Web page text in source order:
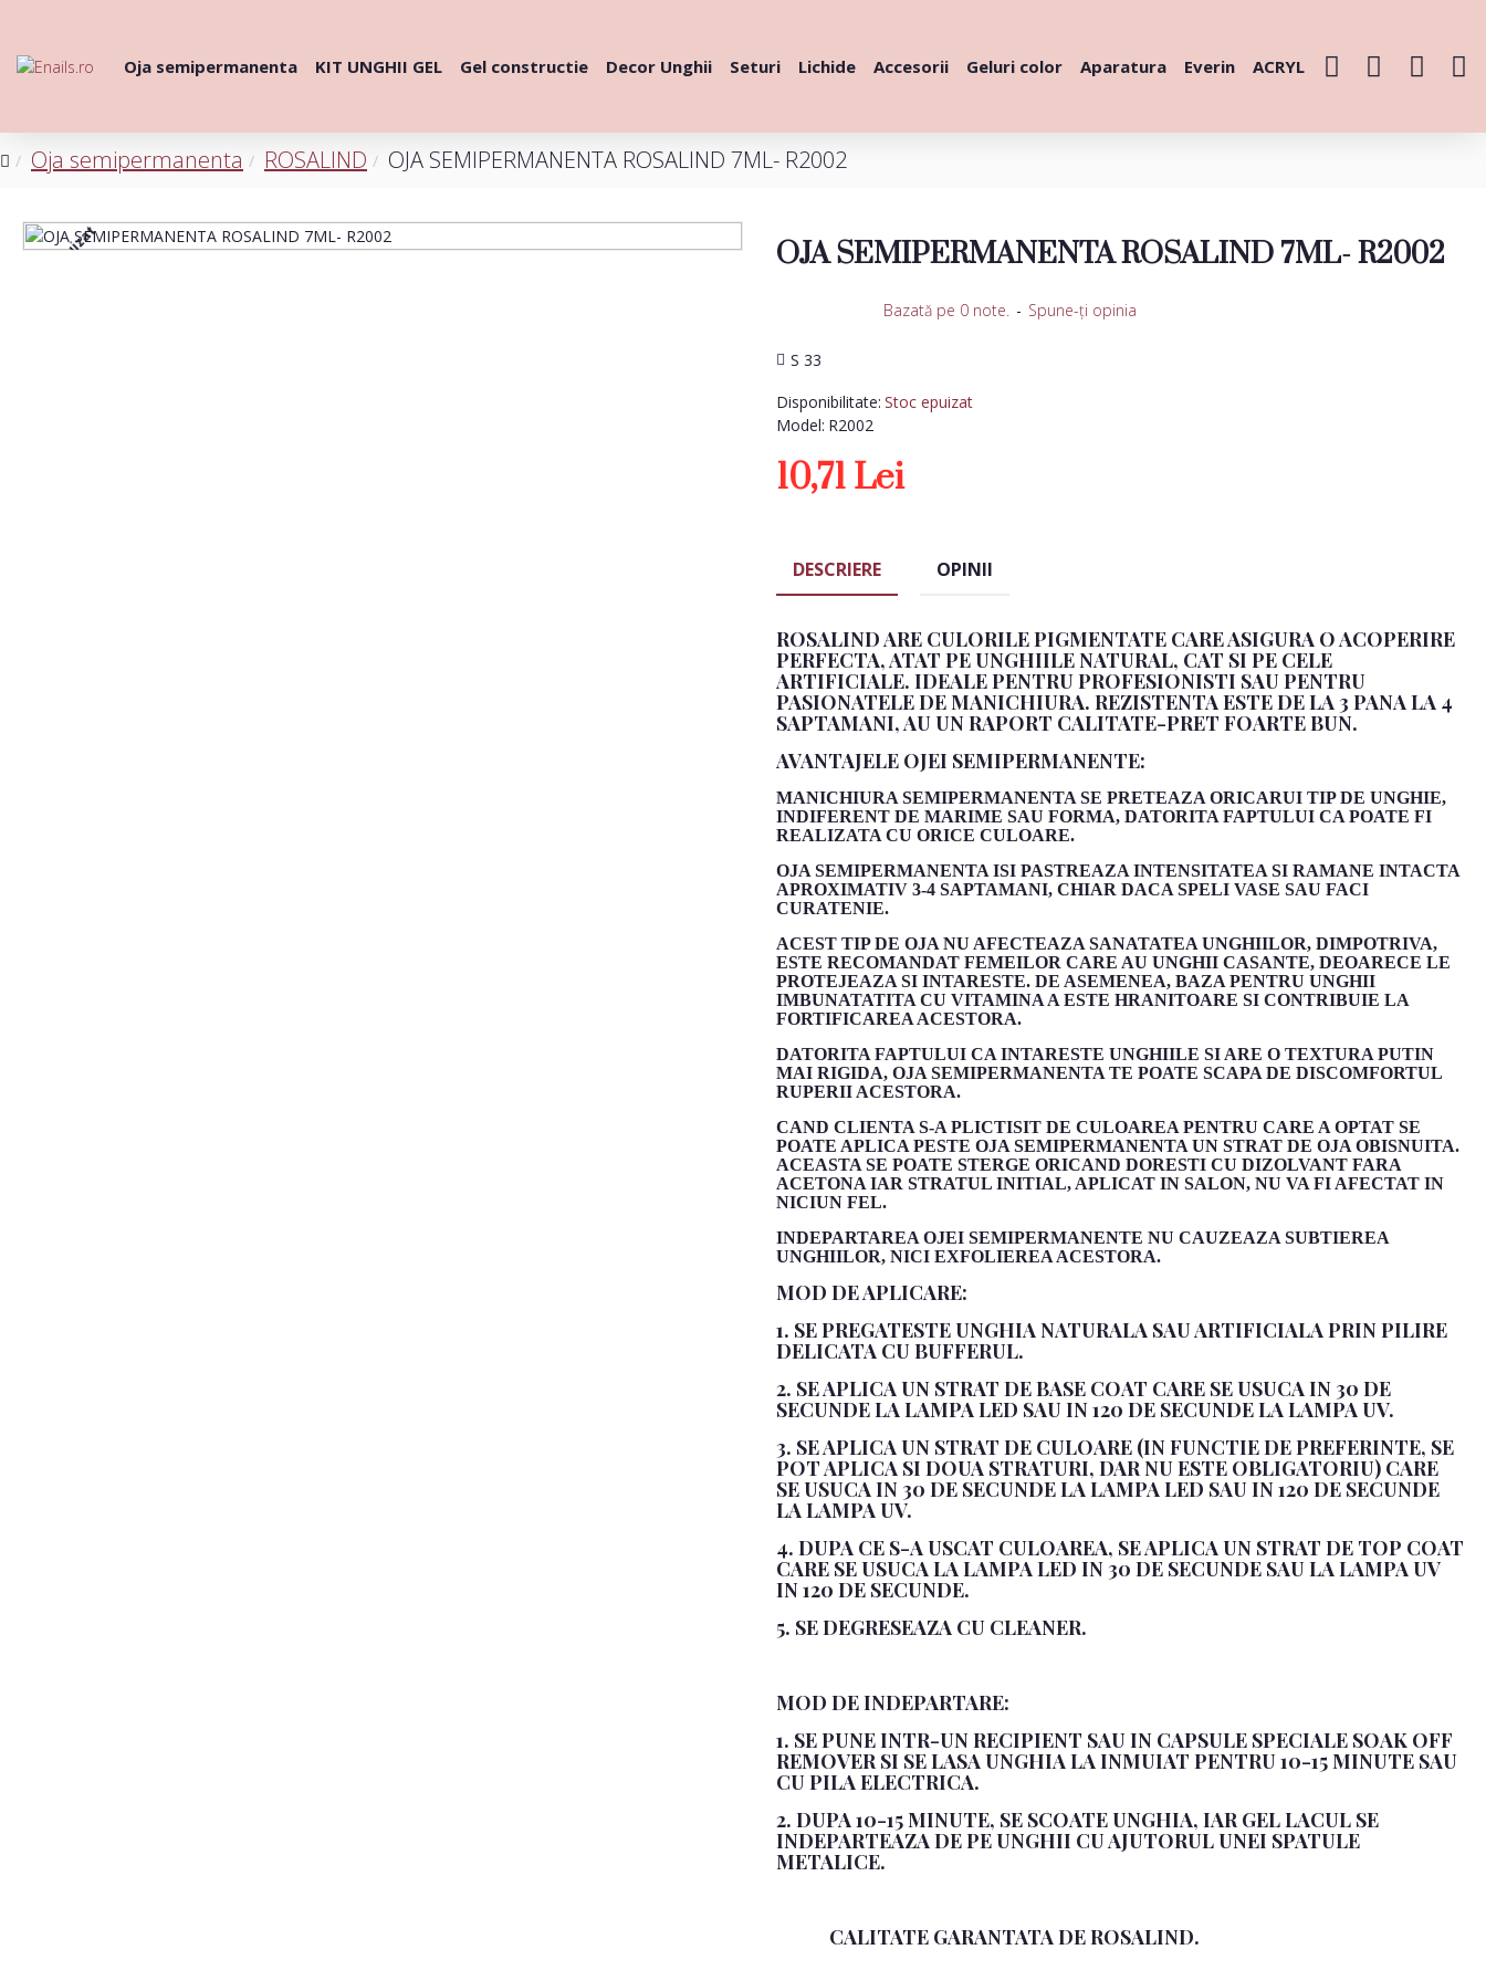
Oja semipermanenta KIT UNGHII GEL Gel constructie Decor Unghii Seturi Lichide Accesorii Geluri color Aparatura Everin ACRYL
Oja semipermanenta ROSALIND OJA SEMIPERMANENTA ROSALIND 7ML- R2002
Stoc epuizat OJA SEMIPERMANENTA ROSALIND 7ML- R2002
Disponibilitate: Stoc epuizat
Model: R2002
S 33
Bazată pe 0 note. - Spune-ţi opinia
10,71 Lei
DESCRIERE OPINII
ROSALIND ARE CULORILE PIGMENTATE CARE ASIGURA O ACOPERIRE
PERFECTA, ATAT PE UNGHIILE NATURAL, CAT SI PE CELE
ARTIFICIALE. IDEALE PENTRU PROFESIONISTI SAU PENTRU
PASIONATELE DE MANICHIURA. REZISTENTA ESTE DE LA 3 PANA LA 4
SAPTAMANI, AU UN RAPORT CALITATE-PRET FOARTE BUN.
AVANTAJELE OJEI SEMIPERMANENTE:
MANICHIURA SEMIPERMANENTA SE PRETEAZA ORICARUI TIP DE UNGHIE,
INDIFERENT DE MARIME SAU FORMA, DATORITA FAPTULUI CA POATE FI
REALIZATA CU ORICE CULOARE.
OJA SEMIPERMANENTA ISI PASTREAZA INTENSITATEA SI RAMANE INTACTA
APROXIMATIV 3-4 SAPTAMANI, CHIAR DACA SPELI VASE SAU FACI
CURATENIE.
ACEST TIP DE OJA NU AFECTEAZA SANATATEA UNGHIILOR, DIMPOTRIVA,
ESTE RECOMANDAT FEMEILOR CARE AU UNGHII CASANTE, DEOARECE LE
PROTEJEAZA SI INTARESTE. DE ASEMENEA, BAZA PENTRU UNGHII
IMBUNATATITA CU VITAMINA A ESTE HRANITOARE SI CONTRIBUIE LA
FORTIFICAREA ACESTORA.
DATORITA FAPTULUI CA INTARESTE UNGHIILE SI ARE O TEXTURA PUTIN
MAI RIGIDA, OJA SEMIPERMANENTA TE POATE SCAPA DE DISCOMFORTUL
RUPERII ACESTORA.
CAND CLIENTA S-A PLICTISIT DE CULOAREA PENTRU CARE A OPTAT SE
POATE APLICA PESTE OJA SEMIPERMANENTA UN STRAT DE OJA OBISNUITA.
ACEASTA SE POATE STERGE ORICAND DORESTI CU DIZOLVANT FARA
ACETONA IAR STRATUL INITIAL, APLICAT IN SALON, NU VA FI AFECTAT IN
NICIUN FEL.
INDEPARTAREA OJEI SEMIPERMANENTE NU CAUZEAZA SUBTIEREA
UNGHIILOR, NICI EXFOLIEREA ACESTORA.
MOD DE APLICARE:
1. SE PREGATESTE UNGHIA NATURALA SAU ARTIFICIALA PRIN PILIRE
DELICATA CU BUFFERUL.
2. SE APLICA UN STRAT DE BASE COAT CARE SE USUCA IN 30 DE
SECUNDE LA LAMPA LED SAU IN 120 DE SECUNDE LA LAMPA UV.
3. SE APLICA UN STRAT DE CULOARE (IN FUNCTIE DE PREFERINTE, SE
POT APLICA SI DOUA STRATURI, DAR NU ESTE OBLIGATORIU) CARE
SE USUCA IN 30 DE SECUNDE LA LAMPA LED SAU IN 120 DE SECUNDE
LA LAMPA UV.
4. DUPA CE S-A USCAT CULOAREA, SE APLICA UN STRAT DE TOP COAT
CARE SE USUCA LA LAMPA LED IN 30 DE SECUNDE SAU LA LAMPA UV
IN 120 DE SECUNDE.
5. SE DEGRESEAZA CU CLEANER.
MOD DE INDEPARTARE:
1. SE PUNE INTR-UN RECIPIENT SAU IN CAPSULE SPECIALE SOAK OFF
REMOVER SI SE LASA UNGHIA LA INMUIAT PENTRU 10-15 MINUTE SAU
CU PILA ELECTRICA.
2. DUPA 10-15 MINUTE, SE SCOATE UNGHIA, IAR GEL LACUL SE
INDEPARTEAZA DE PE UNGHII CU AJUTORUL UNEI SPATULE
METALICE.
CALITATE GARANTATA DE ROSALIND.